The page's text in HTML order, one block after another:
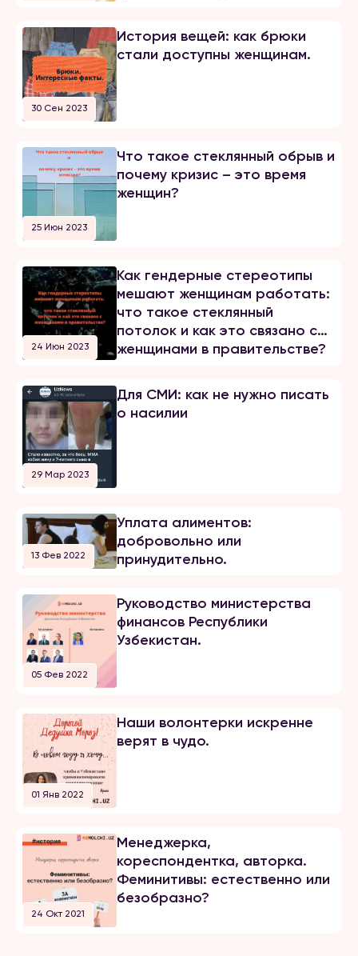
30 Сен 2023
История вещей: как брюки
стали доступны женщинам.
25 Июн 2023
Что такое стеклянный обрыв и
почему кризис – это время
женщин?
24 Июн 2023
Как гендерные стереотипы
мешают женщинам работать:
что такое стеклянный
потолок и как это связано с
женщинами в правительстве?
29 Мар 2023
​​Для СМИ: как не нужно писать
о насилии
13 Фев 2022
Уплата алиментов:
добровольно или
принудительно.
05 Фев 2022
Руководство министерства
финансов Республики
Узбекистан.
01 Янв 2022
Наши волонтерки искренне
верят в чудо.
24 Окт 2021
Менеджерка,
кореспондентка, авторка.
Феминитивы: естественно или
безобразно?